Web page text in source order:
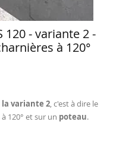
120 - variante 2 -
à 120°
la variante 2 , c'est à dire le
120° et sur un poteau.